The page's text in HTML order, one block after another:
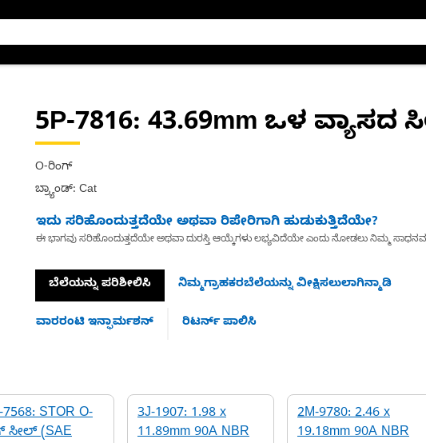
5P-7816: 43.69mm ಒಳ ವ್ಯಾಸದ
O-ರಿಂಗ್
ಬ್ರ್ಯಾಂಡ್: Cat
ಇದು ಸರಿಹೊಂದುತ್ತದೆಯೇ ಅಥವಾ ರಿಪೇರಿಗಾಗಿ ಹುಡುಕುತ್ತಿದೆಯೇ?
ಈ ಭಾಗವು ಸರಿಹೊಂದುತ್ತದೆಯೇ ಅಥವಾ ದುರಸ್ತಿ ಆಯ್ಕೆಗಳು ಲಭ್ಯವಿದೆಯೇ ಎಂದು ನೋಡಲು ನಿಮ್ಮ
ಬೆಲೆಯನ್ನು ಪರಿಶೀಲಿಸಿ ನಿಮ್ಮಗ್ರಾಹಕರಬೆಲೆಯನ್ನು ವೀಕ್ಷಿಸಲುಲಾಗಿನ್ಮಾಡಿ
ವಾರರಂಟಿ ಇನ್ಫಾರ್ಮಶನ್ ರಿಟರ್ನ್ ಪಾಲಿಸಿ
STOR O-
ಸೀಲ್ (SAE
3J-1907: 1.98 x
11.89mm 90A NBR
2M-9780: 2.46 x
19.18mm 90A NBR